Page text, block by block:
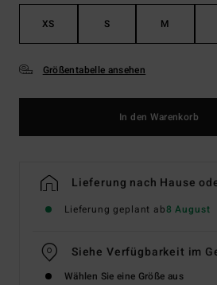
XS S M
Größentabelle ansehen
In den Warenkorb
Lieferung nach Hause
Lieferung geplant ab8 August
Siehe Verfügbarkeit im
Wählen Sie eine Größe aus